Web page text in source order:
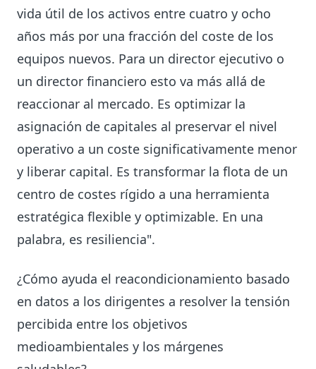
vida útil de los activos entre cuatro y ocho
años más por una fracción del coste de los
equipos nuevos. Para un director ejecutivo o
un director financiero esto va más allá de
reaccionar al mercado. Es optimizar la
asignación de capitales al preservar el nivel
operativo a un coste significativamente menor
y liberar capital. Es transformar la flota de un
centro de costes rígido a una herramienta
estratégica flexible y optimizable. En una
palabra, es resiliencia".
¿Cómo ayuda el reacondicionamiento basado
en datos a los dirigentes a resolver la tensión
percibida entre los objetivos
medioambientales y los márgenes